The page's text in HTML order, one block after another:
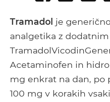
Facebook
Tramadol je
analgetika z dodatnim
Acetaminofen in
mg enkrat na dan, po
100 mg v korakih